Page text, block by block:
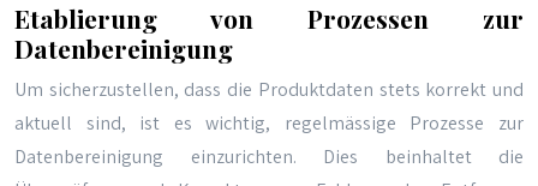
Etablierung von Prozessen zur
Datenbereinigung
Um sicherzustellen, dass die Produktdaten stets korrekt und
aktuell sind, ist es wichtig, regelmässige Prozesse zur
Datenbereinigung einzurichten. Dies beinhaltet die